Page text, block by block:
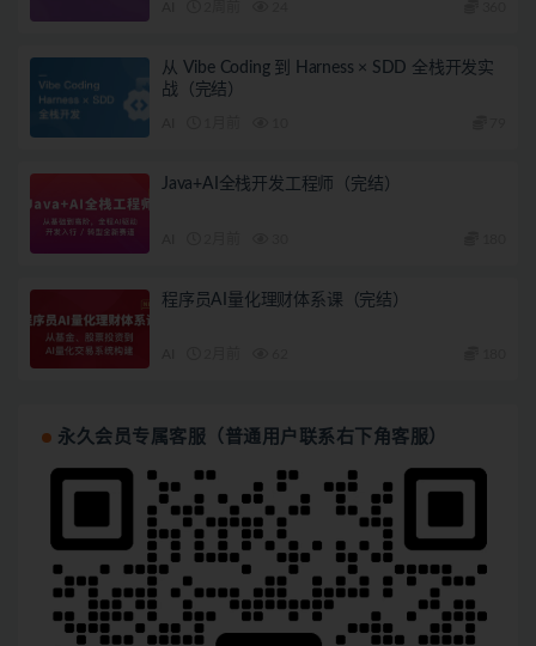
从 Vibe Coding 到 Harness × SDD 全栈开发实
战（完结）
Java+AI全栈开发工程师（完结）
程序员AI量化理财体系课（完结）
永久会员专属客服（普通用户联系右下角客服）